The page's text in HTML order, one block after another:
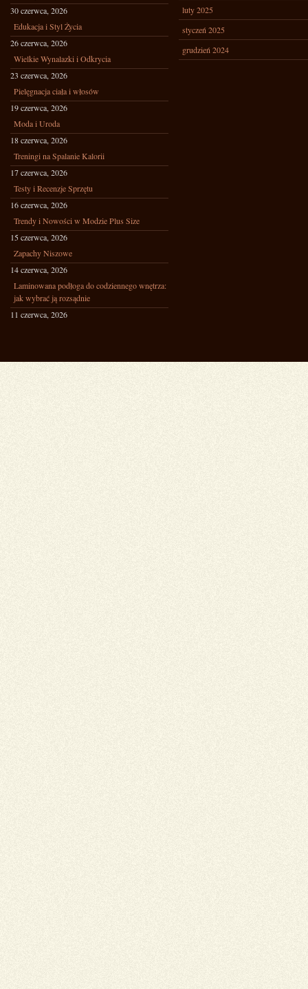
30 czerwca, 2026
Edukacja i Styl Życia
26 czerwca, 2026
Wielkie Wynalazki i Odkrycia
23 czerwca, 2026
Pielęgnacja ciała i włosów
19 czerwca, 2026
Moda i Uroda
18 czerwca, 2026
Treningi na Spalanie Kalorii
17 czerwca, 2026
Testy i Recenzje Sprzętu
16 czerwca, 2026
Trendy i Nowości w Modzie Plus Size
15 czerwca, 2026
Zapachy Niszowe
14 czerwca, 2026
Laminowana podłoga do codziennego wnętrza:
jak wybrać ją rozsądnie
11 czerwca, 2026
luty 2025
styczeń 2025
grudzień 2024